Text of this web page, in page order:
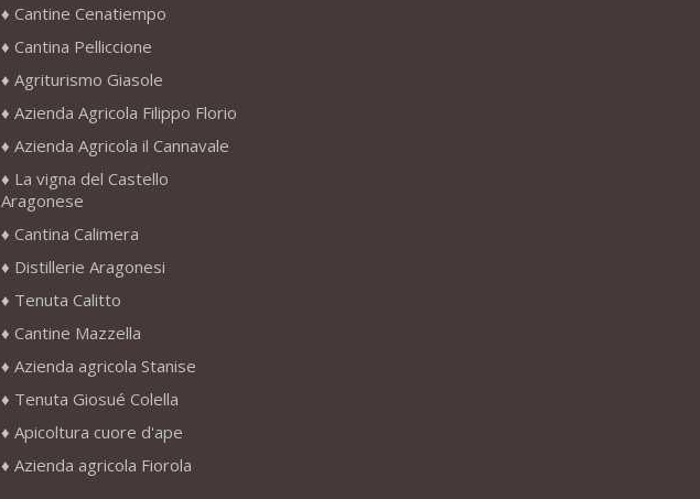
Cantine Cenatiempo
Cantina Pelliccione
Agriturismo Giasole
Azienda Agricola Filippo Florio
Azienda Agricola il Cannavale
La vigna del Castello
Aragonese
Cantina Calimera
Distillerie Aragonesi
Tenuta Calitto
Cantine Mazzella
Azienda agricola Stanise
Tenuta Giosué Colella
Apicoltura cuore d'ape
Azienda agricola Fiorola